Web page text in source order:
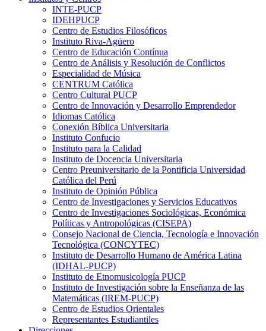
INTE-PUCP
IDEHPUCP
Centro de Estudios Filosóficos
Instituto Riva-Agüero
Centro de Educación Contínua
Centro de Análisis y Resolución de Conflictos
Especialidad de Música
CENTRUM Católica
Centro Cultural PUCP
Centro de Innovación y Desarrollo Emprendedor
Idiomas Católica
Conexión Bíblica Universitaria
Instituto Confucio
Instituto para la Calidad
Instituto de Docencia Universitaria
Centro Preuniversitario de la Pontificia Universidad
Católica del Perú
Instituto de Opinión Pública
Centro de Investigaciones y Servicios Educativos
Centro de Investigaciones Sociológicas, Económica
Políticas y Antropológicas (CISEPA)
Consejo Nacional de Ciencia, Tecnología e Innovación
Tecnológica (CONCYTEC)
Instituto de Desarrollo Humano de América Latina
(IDHAL-PUCP)
Instituto de Etnomusicología PUCP
Instituto de Investigación sobre la Enseñanza de las
Matemáticas (IREM-PUCP)
Centro de Estudios Orientales
Representantes Estudiantiles